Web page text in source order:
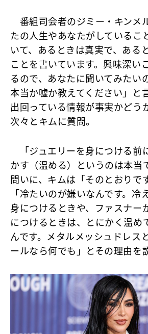
番組司会者のジミー・キンメ
たの人生やあなたがしているこ
いて、あるときは真実で、ある
ことを書いています。興味深い
るので、あなたに聞いてみたい
本当か嘘か教えてください」と
出回っている情報が事実かどう
次々とキムに質問。
「ジュエリーを身につける前
かす（温める）というのは本当
問いに、キムは「そのとおりで
「冷たいのが嫌いなんです。冷
身につけるときや、ファスナー
につけるときは、とにかく温め
んです。メタルメッシュドレス
ールなら何でも」とその理由を